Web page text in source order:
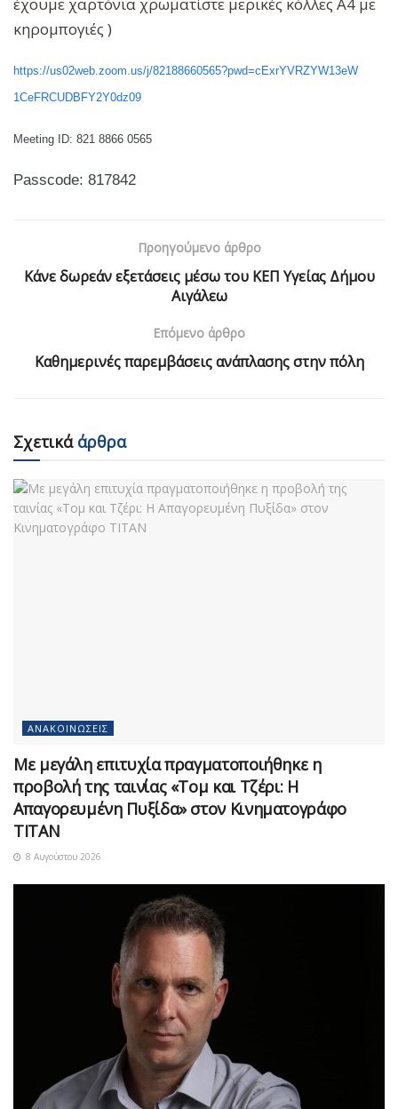
έχουμε χαρτόνια χρωματίστε μερικές κόλλες Α4 με
κηρομπογιές )
https://us02web.zoom.us/j/82188660565?pwd=cExrYVRZYW13eW
1CeFRCUDBFY2Y0dz09
Meeting ID: 821 8866 0565
Passcode: 817842
Προηγούμενο άρθρο
Κάνε δωρεάν εξετάσεις μέσω του ΚΕΠ Υγείας Δήμου
Αιγάλεω
Επόμενο άρθρο
Καθημερινές παρεμβάσεις ανάπλασης στην πόλη
Σχετικάάρθρα
ΑΝΑΚΟΙΝΏΣΕΙΣ
Με μεγάλη επιτυχία πραγματοποιήθηκε η
προβολή της ταινίας «Τομ και Τζέρι: Η
Απαγορευμένη Πυξίδα» στον Κινηματογράφο
ΤΙΤΑΝ
8 Αυγούστου 2026